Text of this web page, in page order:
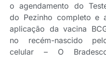
o agendamento do
do Pezinho completo e
aplicação da vacina
no recém-nascido
celular – O